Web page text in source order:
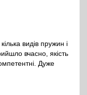
видів пружин і
вчасно, якість
Дуже